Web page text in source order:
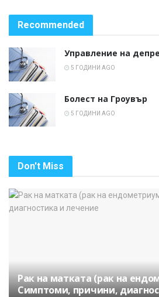
Recommended
Управление на
5 ГОДИНИ AGO
Болест на Гроувър
5 ГОДИНИ AGO
Don't Miss
Рак на матката (рак на
Симптоми, причини,